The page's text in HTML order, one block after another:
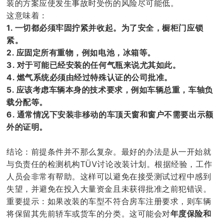
装的方案应使发生事故时受伤的风险尽可能低。
这意味着：
1. 一切都必须牢固拧紧并收起。为了安全，橱柜门应锁
紧。
2. 应固定所有重物，例如电池，冰箱等。
3. 对于可能已经安装的任何气瓶来说尤其如此。
4. 燃气系统必须由经过特殊认证的公司批准。
5. 应该考虑车辆本身的技术要求，例如车辆总重，车轴负
载分配等。
6. 通常情况下安装非移动的车顶天窗和窗户不需要出示额
外的证明。
结论：前提条件并不那么复杂。最好的办法是从一开始就
与负责任的检测机构TÜV讨论改装计划。根据经验，工作
人员会非常有帮助。这样可以避免在接受测试过程中感到
失望，并避免在投入大量资金且未获得批准之前犯错误。
重要提示：如果改装的车型不符合房车注册要求，则车辆
将保留其先前轿车或货车的分类。这可能会对年度保险和